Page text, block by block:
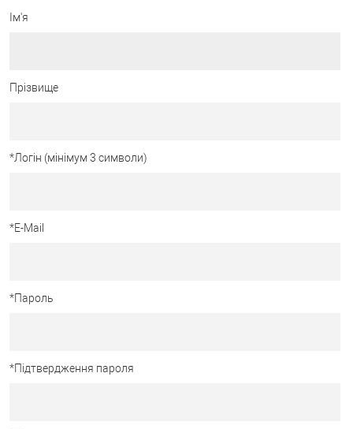
Ім'я
Прізвище
*Логін (мінімум 3 символи)
*E-Mail
*Пароль
*Підтвердження пароля